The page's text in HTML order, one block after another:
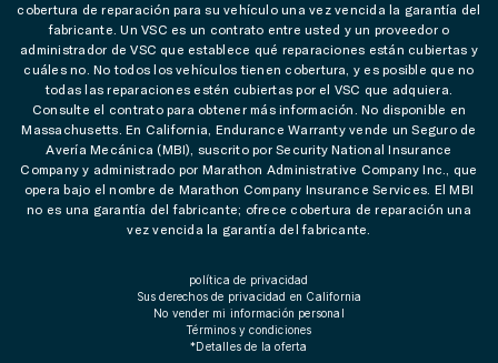
cobertura de reparación para su vehículo una vez vencida la garantía del
fabricante. Un VSC es un contrato entre usted y un proveedor o
administrador de VSC que establece qué reparaciones están cubiertas y
cuáles no. No todos los vehículos tienen cobertura, y es posible que no
todas las reparaciones estén cubiertas por el VSC que adquiera.
Consulte el contrato para obtener más información. No disponible en
Massachusetts. En California, Endurance Warranty vende un Seguro de
Avería Mecánica (MBI), suscrito por Security National Insurance
Company y administrado por Marathon Administrative Company Inc., que
opera bajo el nombre de Marathon Company Insurance Services. El MBI
no es una garantía del fabricante; ofrece cobertura de reparación una
vez vencida la garantía del fabricante.
política de privacidad
Sus derechos de privacidad en California
No vender mi información personal
Términos y condiciones
*Detalles de la oferta